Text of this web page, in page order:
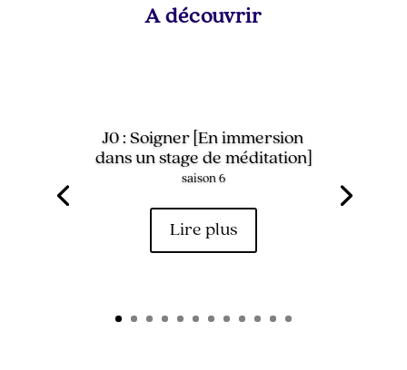
A découvrir
J0 : Soigner [En immersion
dans un stage de méditation]
saison 6
Lire plus